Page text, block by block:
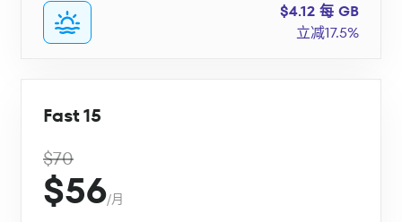
$4.12 每 GB
立减17.5%
Fast 15
$70
$56/月